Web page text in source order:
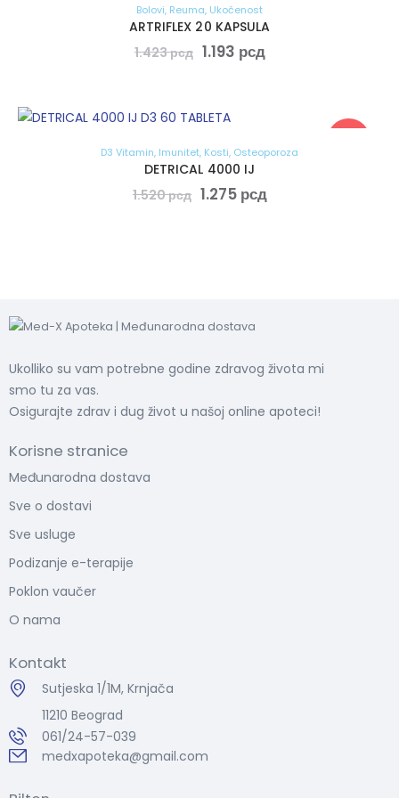
Bolovi, Reuma, Ukočenost
ARTRIFLEX 20 KAPSULA
1.423рсд Originalna
cena
1.423 рсд.
1.193 рсдTrenutna
cena
D3 Vitamin, Imunitet, Kosti, Osteoporoza
DETRICAL 4000 IJ
1.520рсд Originalna
1.275 рсдTrenutna
cena
Ukolliko su vam potrebne godine zdravog života mi
smo tu za vas.
Osigurajte zdrav i dug život u našoj online apoteci!
Korisne stranice
Međunarodna dostava
Sve o dostavi
Sve usluge
Podizanje e-terapije
Poklon vaučer
O nama
Kontakt
Sutjeska 1/1M, Krnjača
11210 Beograd
061/24-57-039
medxapoteka@gmail.com